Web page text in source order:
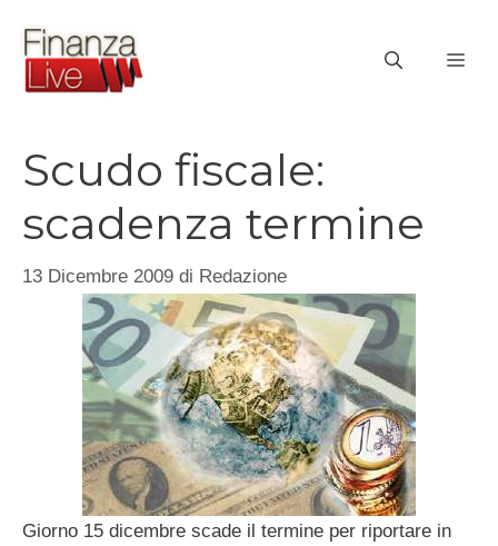
contenuto
Scudo fiscale:
scadenza termine
13 Dicembre 2009 di Redazione
Giorno 15 dicembre scade il termine per riportare in